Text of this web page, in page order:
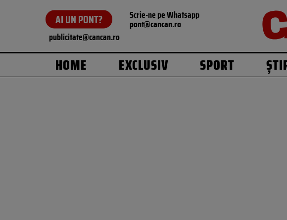
AI UN PONT? Scrie-ne pe Whatsapp
pont@cancan.ro
publicitate@cancan.ro
HOME EXCLUSIV SPORT